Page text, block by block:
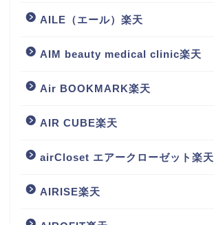
AILE（エール）楽天
AIM beauty medical clinic楽天
Air BOOKMARK楽天
AIR CUBE楽天
airCloset エアークローゼット楽天
AIRISE楽天